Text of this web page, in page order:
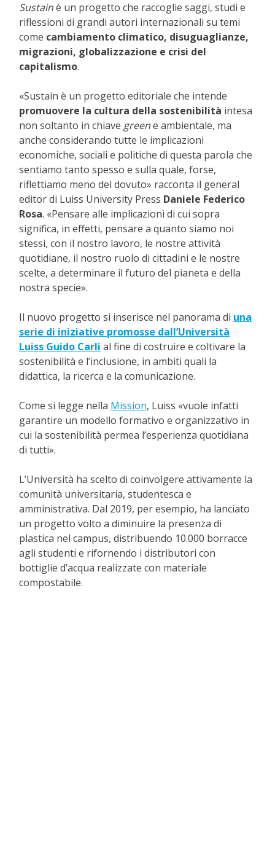
Sustainè un progetto che raccoglie saggi, studi e
riflessioni di grandi autori internazionali su temi
come cambiamento climatico, disuguaglianze,
migrazioni, globalizzazione e crisi del
capitalismo.
«Sustain è un progetto editoriale che intende
promuovere la cultura della sostenibilità intesa
non soltanto in chiave greene ambientale, ma
anche considerando tutte le implicazioni
economiche, sociali e politiche di questa parola che
sentiamo tanto spesso e sulla quale, forse,
riflettiamo meno del dovuto» racconta il general
editor di Luiss University Press Daniele Federico
Rosa. «Pensare alle implicazioni di cui sopra
significa, in effetti, pensare a quanto siamo noi
stessi, con il nostro lavoro, le nostre attività
quotidiane, il nostro ruolo di cittadini e le nostre
scelte, a determinare il futuro del pianeta e della
nostra specie».
Il nuovo progetto si inserisce nel panorama di una
serie di iniziative promosse dall’Università
Luiss Guido Carli al fine di costruire e coltivare la
sostenibilità e l’inclusione, in ambiti quali la
didattica, la ricerca e la comunicazione.
Come si legge nella Mission, Luiss «vuole infatti
garantire un modello formativo e organizzativo in
cui la sostenibilità permea l’esperienza quotidiana
di tutti».
L’Università ha scelto di coinvolgere attivamente la
comunità universitaria, studentesca e
amministrativa. Dal 2019, per esempio, ha lanciato
un progetto volto a diminuire la presenza di
plastica nel campus, distribuendo 10.000 borracce
agli studenti e rifornendo i distributori con
bottiglie d’acqua realizzate con materiale
compostabile.